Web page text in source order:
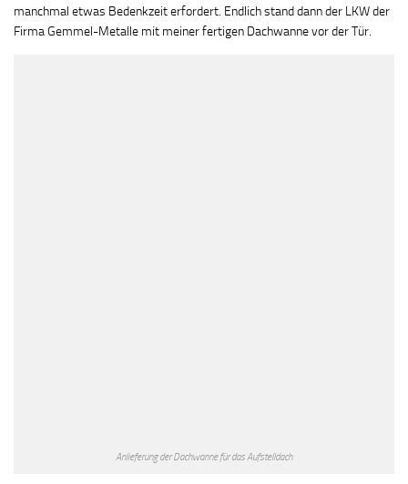
manchmal etwas Bedenkzeit erfordert. Endlich stand dann der LKW der
Firma Gemmel-Metalle mit meiner fertigen Dachwanne vor der Tür.
Anlieferung der Dachwanne für das Aufstelldach